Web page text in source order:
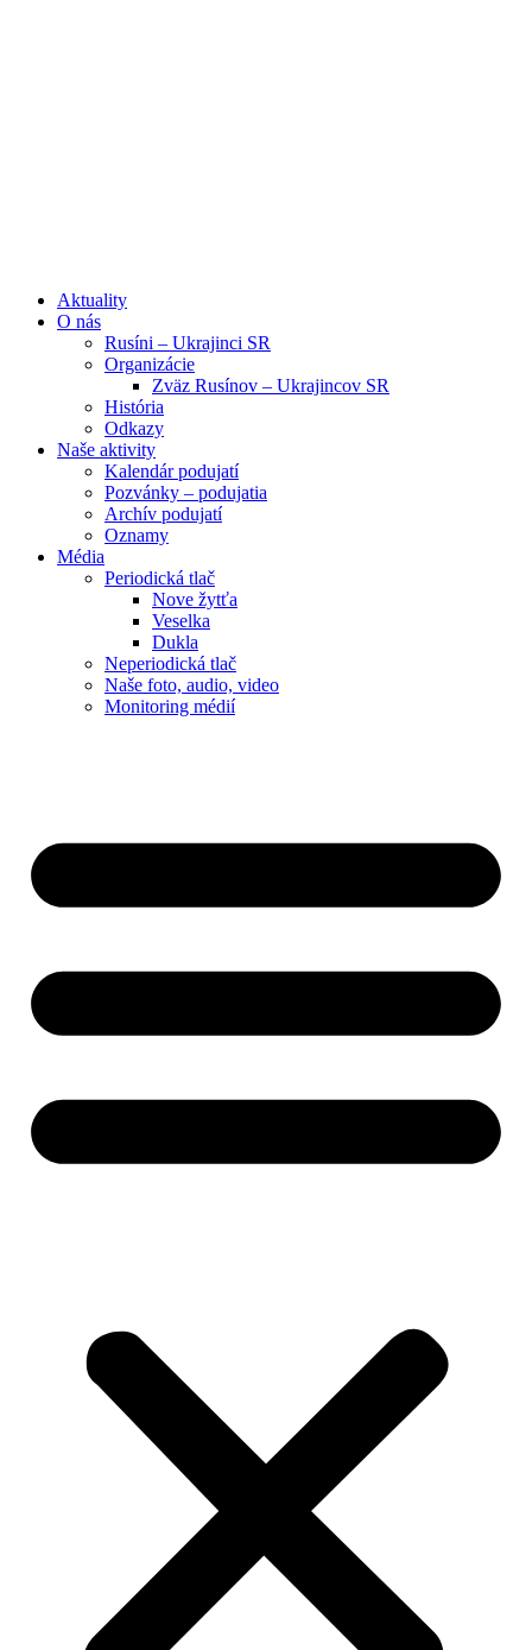
Aktuality
O nás
Rusíni – Ukrajinci SR
Organizácie
Zväz Rusínov – Ukrajincov SR
História
Odkazy
Naše aktivity
Kalendár podujatí
Pozvánky – podujatia
Archív podujatí
Oznamy
Média
Periodická tlač
Nove žytťa
Veselka
Dukla
Neperiodická tlač
Naše foto, audio, video
Monitoring médií